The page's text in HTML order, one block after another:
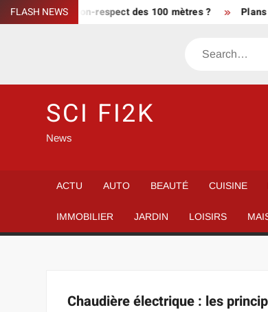
Skip
to
FLASH NEWS
en cas de non-respect des 100 mètres ?
Search
SCI FI2K
News
ACTU AUTO BEAUTÉ CUISINE
IMMOBILIER JARDIN LOISIRS
Chaudière électrique : les